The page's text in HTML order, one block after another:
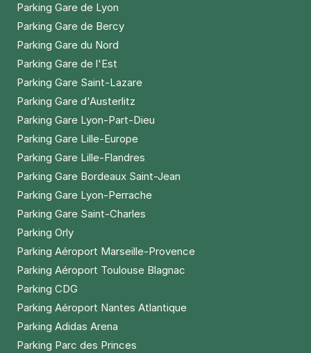
Parking Gare de Lyon
Parking Gare de Bercy
Parking Gare du Nord
Parking Gare de l'Est
Parking Gare Saint-Lazare
Parking Gare d'Austerlitz
Parking Gare Lyon-Part-Dieu
Parking Gare Lille-Europe
Parking Gare Lille-Flandres
Parking Gare Bordeaux Saint-Jean
Parking Gare Lyon-Perrache
Parking Gare Saint-Charles
Parking Orly
Parking Aéroport Marseille-Provence
Parking Aéroport Toulouse Blagnac
Parking CDG
Parking Aéroport Nantes Atlantique
Parking Adidas Arena
Parking Parc des Princes